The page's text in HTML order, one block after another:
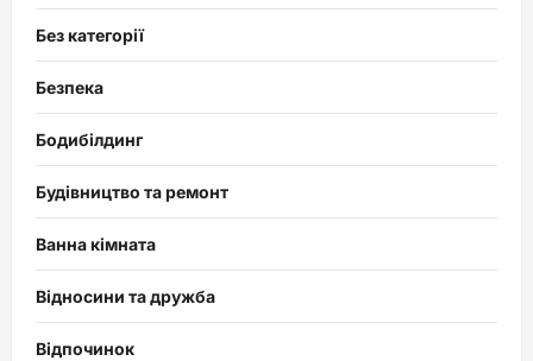
Без категорії
Безпека
Бодибілдинг
Будівництво та ремонт
Ванна кімната
Відносини та дружба
Відпочинок